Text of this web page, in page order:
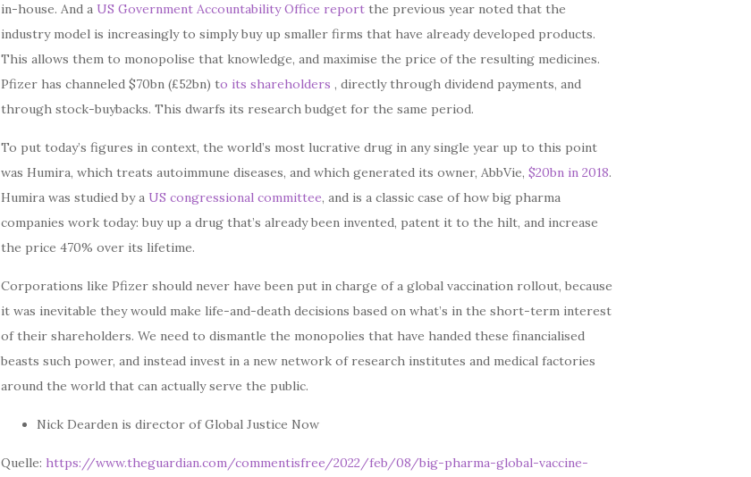
in-house. And aUS Government Accountability Office report the previous year noted that the
industry model is increasingly to simply buy up smaller firms that have already developed products.
This allows them to monopolise that knowledge, and maximise the price of the resulting medicines.
Pfizer has channeled $70bn (£52bn) to its shareholders , directly through dividend payments, and
through stock-buybacks. This dwarfs its research budget for the same period.
To put today’s figures in context, the world’s most lucrative drug in any single year up to this point
was Humira, which treats autoimmune diseases, and which generated its owner, AbbVie,$20bn in 2018.
Humira was studied by aUS congressional committee, and is a classic case of how big pharma
companies work today: buy up a drug that’s already been invented, patent it to the hilt, and increase
the price 470% over its lifetime.
Corporations like Pfizer should never have been put in charge of a global vaccination rollout, because
it was inevitable they would make life-and-death decisions based on what’s in the short-term interest
of their shareholders. We need to dismantle the monopolies that have handed these financialised
beasts such power, and instead invest in a new network of research institutes and medical factories
around the world that can actually serve the public.
Nick Dearden is director of Global Justice Now
Quelle: https://www.theguardian.com/commentisfree/2022/feb/08/big-pharma-global-vaccine-